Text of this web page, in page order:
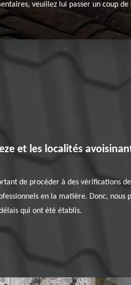
veuillez lui passer un coup de
et les localités
de procéder à des vérifications
en la matière. Donc, nous
qui ont été établis.